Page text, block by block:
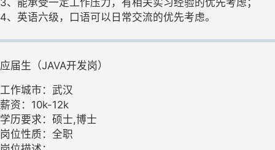
3、能承受一定工作压力，有相关实习经验的优先考虑；
4、英语六级，口语可以日常交流的优先考虑。
应届生（JAVA开发岗）
工作城市：武汉
薪资：10k-12k
学历要求：硕士,博士
岗位性质：全职